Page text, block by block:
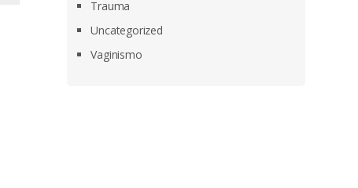
Trauma
Uncategorized
Vaginismo